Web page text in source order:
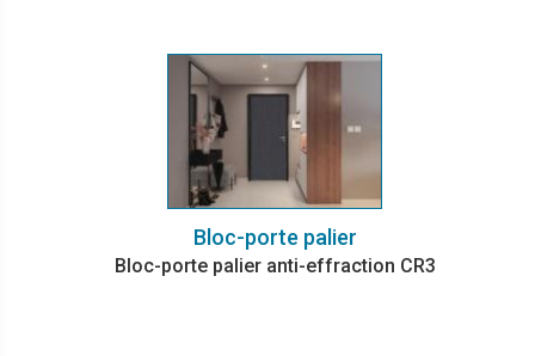
Bloc-porte palier
Bloc-porte palier anti-effraction CR3